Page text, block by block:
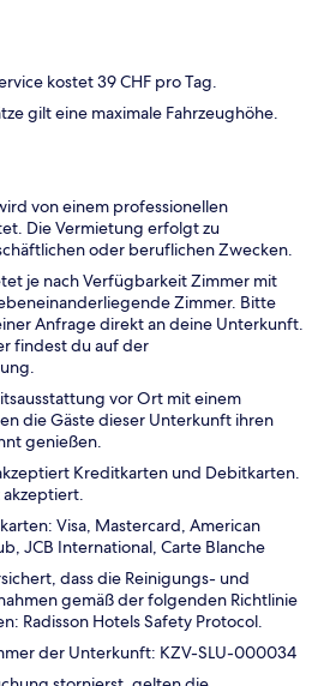
kostet 39 CHF pro Tag.
gilt eine maximale Fahrzeughöhe.
von einem professionellen
Die Vermietung erfolgt zu
oder beruflichen Zwecken.
je nach Verfügbarkeit Zimmer mit
Zimmer. Bitte
Anfrage direkt an deine Unterkunft.
findest du auf der
vor Ort mit einem
die Gäste dieser Unterkunft ihren
genießen.
Kreditkarten und Debitkarten.
Visa, Mastercard, American
JCB International, Carte Blanche
dass die Reinigungs- und
gemäß der folgenden Richtlinie
Radisson Hotels Safety Protocol.
der Unterkunft: KZV-SLU-000034